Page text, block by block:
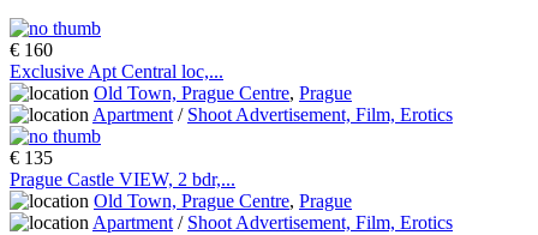
€ 160
Exclusive Apt Central loc,...
Old Town, Prague Centre, Prague
Apartment / Shoot Advertisement, Film, Erotics
€ 135
Prague Castle VIEW, 2 bdr,...
Old Town, Prague Centre, Prague
Apartment / Shoot Advertisement, Film, Erotics